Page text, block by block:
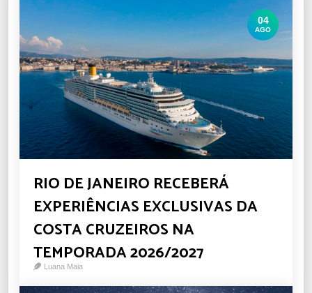
04
AGO
RIO DE JANEIRO RECEBERÁ
EXPERIÊNCIAS EXCLUSIVAS DA
COSTA CRUZEIROS NA
TEMPORADA 2026/2027
Luana Maia